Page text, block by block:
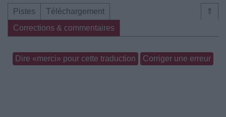
⇑
Pistes
Téléchargement
Corrections & commentaires
Dire «merci» pour cette traduction Corriger une erreur